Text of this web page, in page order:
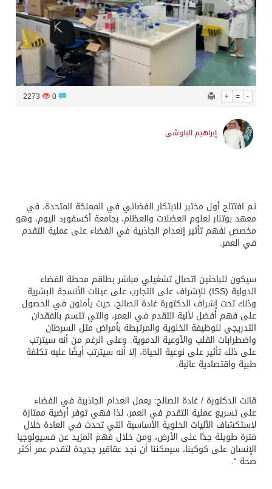
+ = -
2273
إبراهيم البلوشي
تم افتتاح أول مختبر للابتكار الفضائي في المملكة المتحدة، في
معهد بوتنار لعلوم العضلات والعظام، بجامعة أكسفورد اليوم، وهو
مخصص لفهم تأثير إنعدام الجاذبية في الفضاء على عملية التقدم
في العمر.
سيكون للباحثين اتصال تشغيلي مباشر بطاقم محطة الفضاء
الدولية (ISS) للإشراف على التجارب على عينات الأنسجة البشرية
وذلك تحت إشراف الدكتورة غادة الصالح، حيث يأملون في الحصول
على فهم أفضل لألية التقدم في العمر، والتي تتسم بالفقدان
التدريجي للوظيفة الخلوية والمرتبطة بأمراض مثل السرطان
واضطرابات القلب والأوعية الدموية. وعلى الرغم من أنه سيترتب
على ذلك تأثير على نوعية الحياة، إلا أنه سيترتب أيضًا عليه تكلفة
طبية واقتصادية عالية.
قالت الدكتورة / غادة الصالح: يعمل انعدام الجاذبية في الفضاء
على تسريع عملية التقدم في العمر، لذا فهي توفر أرضية ممتازة
لاستكشاف الآليات الخلوية الأساسية التي تحدث في العادة خلال
فترة طويلة جدًا على الأرض، ومن خلال فهم المزيد عن فسيولوجيا
الإنسان على كوكبنا، سيمكننا أن نجد عقاقير جديدة لتقدم عمر أكثر
صحة “.